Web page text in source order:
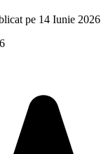
pe 14 Iunie 2026